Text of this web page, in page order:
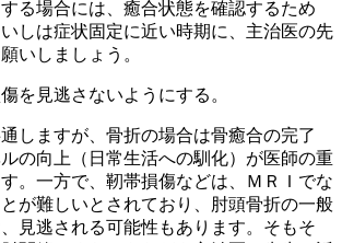
る場合には、癒合状態を確認するため
しは症状固定に近い時期に、主治医の先
いしましょう。
見逃さないようにする。
しますが、骨折の場合は骨癒合の完了
の向上（日常生活への馴化）が医師の重
。一方で、靭帯損傷などは、ＭＲＩでな
が難しいとされており、肘頭骨折の一般
見逃される可能性もあります。そもそ